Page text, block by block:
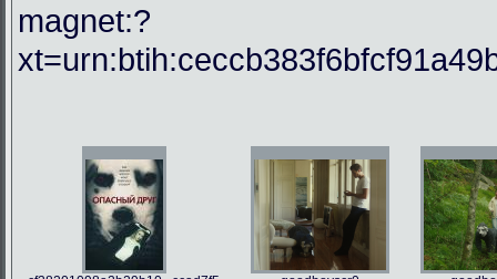
magnet:?